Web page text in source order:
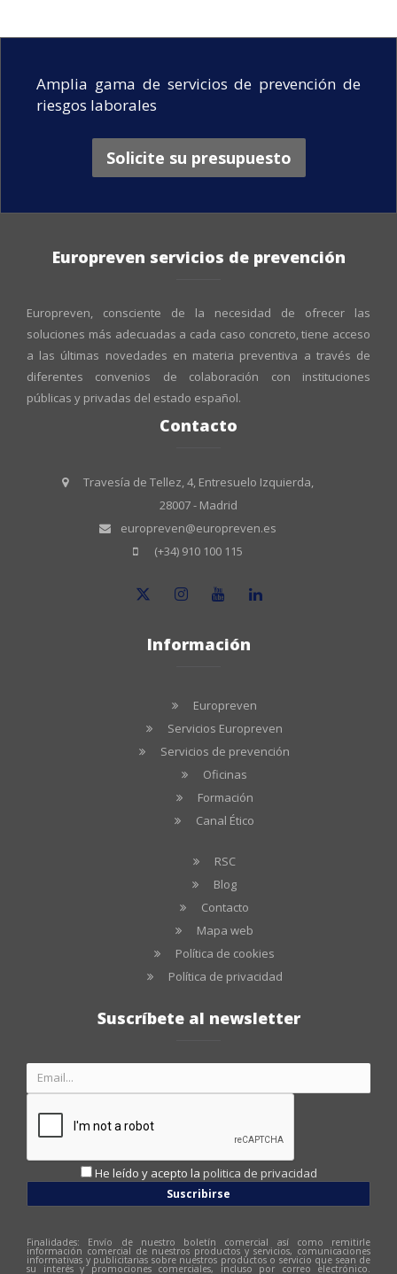
Amplia gama de servicios de prevención de
riesgos laborales
Solicite su presupuesto
Europreven servicios de prevención
Europreven, consciente de la necesidad de ofrecer las
soluciones más adecuadas a cada caso concreto, tiene acceso
a las últimas novedades en materia preventiva a través de
diferentes convenios de colaboración con instituciones
públicas y privadas del estado español.
Contacto
Travesía de Tellez, 4, Entresuelo Izquierda,
28007 - Madrid
europreven@europreven.es
(+34) 910 100 115
Información
Europreven
Servicios Europreven
Servicios de prevención
Oficinas
Formación
Canal Ético
RSC
Blog
Contacto
Mapa web
Política de cookies
Política de privacidad
Suscríbete al newsletter
He leído y acepto la politica de privacidad
Suscribirse
Finalidades: Envío de nuestro boletín comercial así como remitirle
información comercial de nuestros productos y servicios, comunicaciones
informativas y publicitarias sobre nuestros productos o servicio que sean de
su interés y promociones comerciales, incluso por correo electrónico.